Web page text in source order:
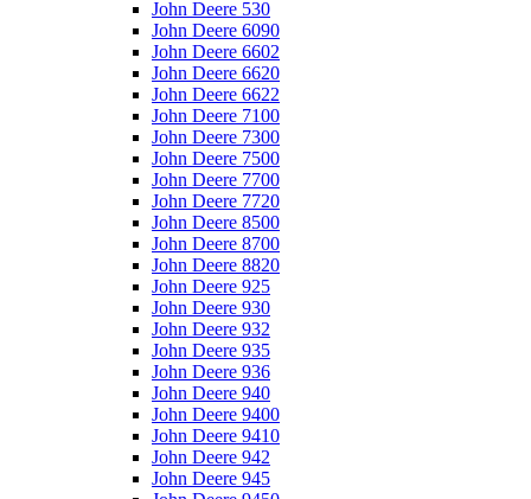
John Deere 530
John Deere 6090
John Deere 6602
John Deere 6620
John Deere 6622
John Deere 7100
John Deere 7300
John Deere 7500
John Deere 7700
John Deere 7720
John Deere 8500
John Deere 8700
John Deere 8820
John Deere 925
John Deere 930
John Deere 932
John Deere 935
John Deere 936
John Deere 940
John Deere 9400
John Deere 9410
John Deere 942
John Deere 945